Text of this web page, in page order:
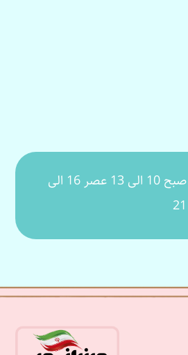
صبح 10 الی 13 عصر 16 الی
21